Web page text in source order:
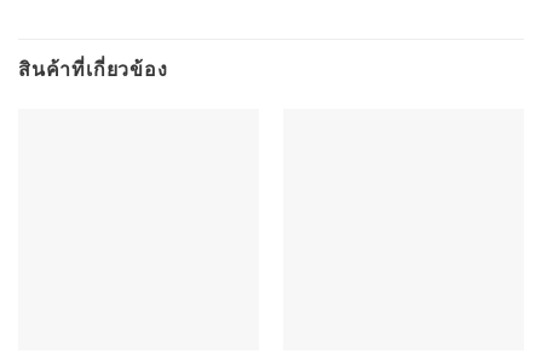
สินค้าที่เกี่ยวข้อง